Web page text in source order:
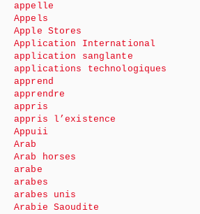
appelle
Appels
Apple Stores
Application International
application sanglante
applications technologiques
apprend
apprendre
appris
appris l’existence
Appuii
Arab
Arab horses
arabe
arabes
arabes unis
Arabie Saoudite